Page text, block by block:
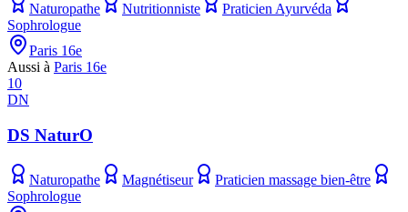
Naturopathe Nutritionniste
Praticien Ayurvéda
Sophrologue
Paris 16e
Aussi à Paris 16e
10
DN
DS NaturO
Naturopathe Magnétiseur
Praticien massage bien-être
Sophrologue